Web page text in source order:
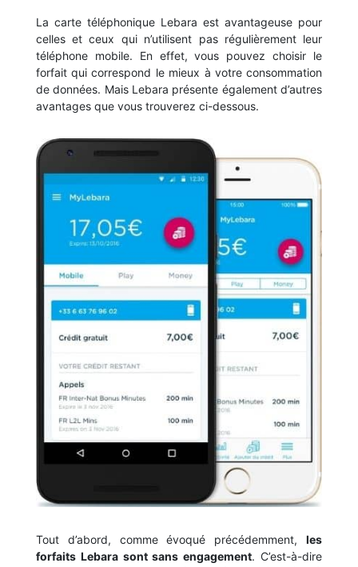
La carte téléphonique Lebara est avantageuse pour
celles et ceux qui n’utilisent pas régulièrement leur
téléphone mobile. En effet, vous pouvez choisir le
forfait qui correspond le mieux à votre consommation
de données. Mais Lebara présente également d’autres
avantages que vous trouverez ci-dessous.
Tout d’abord, comme évoqué précédemment,les
forfaits Lebara sont sans engagement. C’est-à-dire